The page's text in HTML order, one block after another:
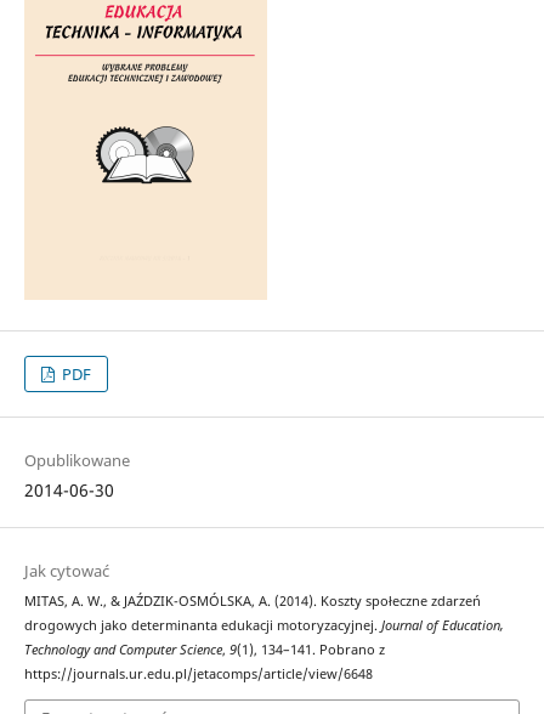
PDF
Opublikowane
2014-06-30
Jak cytować
MITAS, A. W., & JAŹDZIK-OSMÓLSKA, A. (2014). Koszty społeczne zdarzeń
drogowych jako determinanta edukacji motoryzacyjnej. Journal of Education,
Technology and Computer Science, 9(1), 134–141. Pobrano z
https://journals.ur.edu.pl/jetacomps/article/view/6648